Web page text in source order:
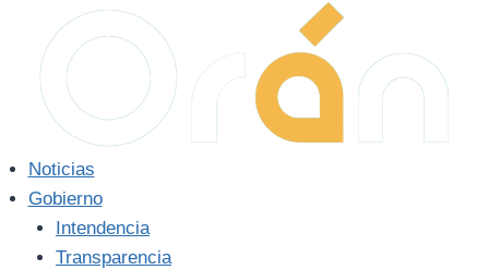
contenido
Noticias
Gobierno
Intendencia
Transparencia